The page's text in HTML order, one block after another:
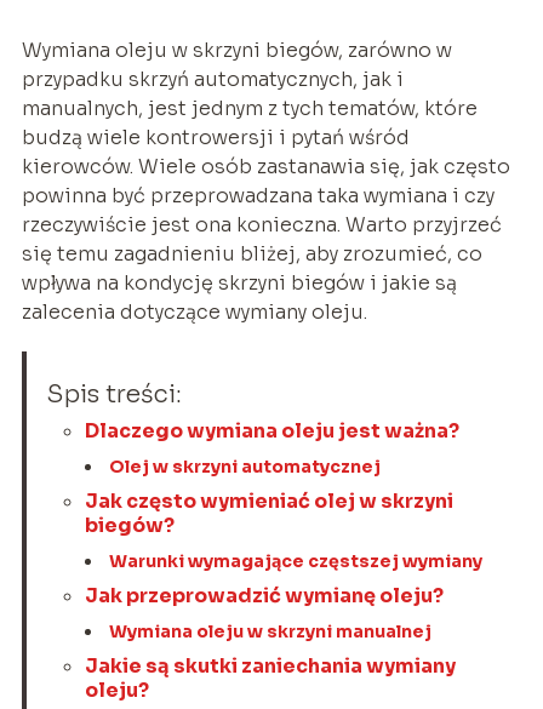
Wymiana oleju w skrzyni biegów, zarówno w
przypadku skrzyń automatycznych, jak i
manualnych, jest jednym z tych tematów, które
budzą wiele kontrowersji i pytań wśród
kierowców. Wiele osób zastanawia się, jak często
powinna być przeprowadzana taka wymiana i czy
rzeczywiście jest ona konieczna. Warto przyjrzeć
się temu zagadnieniu bliżej, aby zrozumieć, co
wpływa na kondycję skrzyni biegów i jakie są
zalecenia dotyczące wymiany oleju.
Spis treści:
Dlaczego wymiana oleju jest ważna?
Olej w skrzyni automatycznej
Jak często wymieniać olej w skrzyni
biegów?
Warunki wymagające częstszej wymiany
Jak przeprowadzić wymianę oleju?
Wymiana oleju w skrzyni manualnej
Jakie są skutki zaniechania wymiany
oleju?